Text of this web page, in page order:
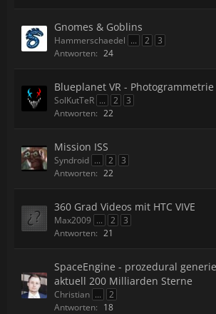
Gnomes & Goblins
Hammerschaedel ... 2
3
Antworten: 24
Blueplanet VR -
SolKutTeR ... 2
3
Antworten: 22
Mission ISS
Syndroid ... 2
3
Antworten: 22
360 Grad Videos mit HTC VIVE
Max2009 ... 2
3
Antworten: 21
SpaceEngine - prozedural
aktuell 200 Milliarden Sterne
Christian ...
2
Antworten: 18